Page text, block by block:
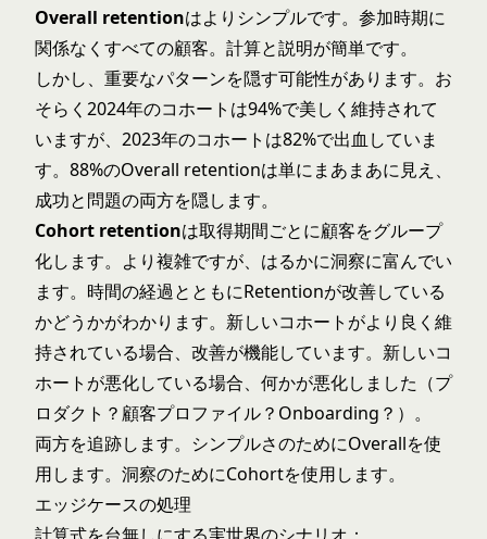
Overall retentionはよりシンプルです。参加時期に
関係なくすべての顧客。計算と説明が簡単です。
しかし、重要なパターンを隠す可能性があります。お
そらく2024年のコホートは94%で美しく維持されて
いますが、2023年のコホートは82%で出血していま
す。88%のOverall retentionは単にまあまあに見え、
成功と問題の両方を隠します。
Cohort retentionは取得期間ごとに顧客をグループ
化します。より複雑ですが、はるかに洞察に富んでい
ます。時間の経過とともにRetentionが改善している
かどうかがわかります。新しいコホートがより良く維
持されている場合、改善が機能しています。新しいコ
ホートが悪化している場合、何かが悪化しました（プ
ロダクト？顧客プロファイル？Onboarding？）。
両方を追跡します。シンプルさのためにOverallを使
用します。洞察のためにCohortを使用します。
エッジケースの処理